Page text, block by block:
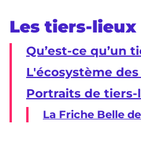
Les tiers-lieux
Qu’est-ce qu’un
L'écosystème
Portraits de tiers-
La Friche Belle